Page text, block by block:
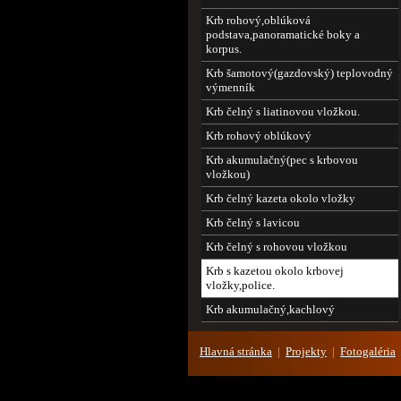
Krb rohový,oblúková
podstava,panoramatické boky a
korpus.
Krb šamotový(gazdovský) teplovodný
výmenník
Krb čelný s liatinovou vložkou.
Krb rohový oblúkový
Krb akumulačný(pec s krbovou
vložkou)
Krb čelný kazeta okolo vložky
Krb čelný s lavicou
Krb čelný s rohovou vložkou
Krb s kazetou okolo krbovej
vložky,police.
Krb akumulačný,kachlový
Hlavná stránka | Projekty | Fotogaléria